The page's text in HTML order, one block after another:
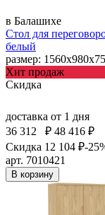
в Балашихе
Стол для
белый
размер:
Хит продаж
Скидка
доставка от 1 дня
36 312
₽ 48 416 ₽
Скидка 12 104 ₽-
арт. 7010421
В корзину